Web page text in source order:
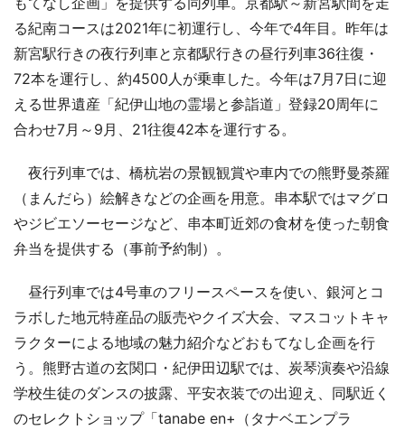
る紀南コースは2021年に初運行し、今年で4年目。昨年は
新宮駅行きの夜行列車と京都駅行きの昼行列車36往復・
72本を運行し、約4500人が乗車した。今年は7月7日に迎
える世界遺産「紀伊山地の霊場と参詣道」登録20周年に
合わせ7月～9月、21往復42本を運行する。
夜行列車では、橋杭岩の景観観賞や車内での熊野曼荼羅
（まんだら）絵解きなどの企画を用意。串本駅ではマグロ
やジビエソーセージなど、串本町近郊の食材を使った朝食
弁当を提供する（事前予約制）。
昼行列車では4号車のフリースペースを使い、銀河とコ
ラボした地元特産品の販売やクイズ大会、マスコットキャ
ラクターによる地域の魅力紹介などおもてなし企画を行
う。熊野古道の玄関口・紀伊田辺駅では、炭琴演奏や沿線
学校生徒のダンスの披露、平安衣装での出迎え、同駅近く
のセレクトショップ「tanabe en+（タナベエンプラ